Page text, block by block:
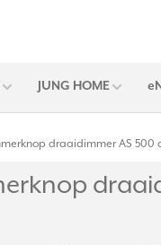
JUNG HOME
draaidimmer AS 500